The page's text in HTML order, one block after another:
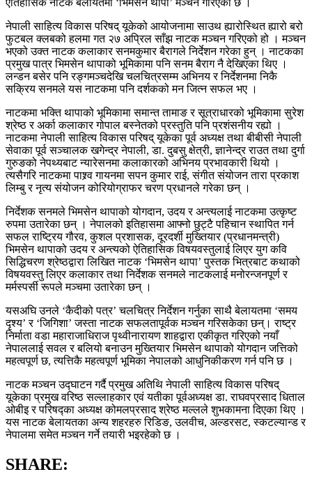
ऐतिहासिक नाटक बेलायतमा ‘भिमसेन थापा’ मञ्चन गरिएको छ ।
नेपाली साहित्य विकास परिषद् यूकेको आयोजनामा साउथ ह्यारोस्थित ह्यारो बरो
फुटबल क्लबको हलमा गत २७ अप्रिल साँझ नाटक मञ्चन गरिएको हो । मञ्चन
भएको उक्त नाटक कलाकार सनमकुमार बैरागले निर्देशन गरेका हुन् । नाटकका
प्रमुख पात्र भिमसेन थापाको भूमिकामा पनि सनम बैराग नै देखिएका थिए ।
लन्डन बसेर पनि रङ्गमञ्चदेखि चलचित्रसम्म अभिनय र निर्देशनमा निकै
सक्रिय सनमले यस नाटकमा पनि दर्शकको मन जित्न सफल भए ।
नाटकमा भक्ति थापाको भूमिकामा समान्त तामाङ र सूत्राधारको भूमिकामा सुरेश
श्रेष्ठ र अर्का कलाकार गोपाल बस्नेतको प्रस्तुति पनि प्रशंसनीय रह्यो ।
नाटकमा नेपाली साहित्य विकास परिषद् यूकेका पूर्व अध्यक्ष तथा बीबीसी नेपाली
सेवाका पूर्व सञ्चालक खगेन्द्र नेपाली, डा. दुबसु क्षेत्री, ज्ञानेन्द्र राउत तथा दुर्गा
गुरुङको नेपथ्यबाट न्यारेसनमा कलाकारको अभिनय प्रभावकारी थियो ।
त्यसैगरि नाटकमा पाश्र्व गायनमा सपन कुमार राई, संगीत संयोजन तारा प्रकाश
लिम्बु र नृत्य संयोजन कोरियोग्राफर चरण प्रधानले गरेका छन् ।
निर्देशक सनमले भिमसेन थापाको योगदान, उदय र अन्त्यलाई नाटकमा उत्कृष्ट
रुपमा उतारेका छन् । नेपालको इतिहासमा आफ्नो छुट्टै पहिचान स्थापित गर्न
सफल राष्ट्रिय गौरव, कुशल प्रशासक, दूरदर्शी मुख्तियार (प्रधानमन्त्री)
भिमसेन थापाको उदय र अन्त्यको ऐतिहासिक विषयवस्तुलाई लिएर युग कवि
सिद्धिचरण श्रेष्ठद्वारा लिखित नाटक ‘भिमसेन थापा’ पुस्तक भित्रबाट कथाको
विषयवस्तु लिएर कलाकार तथा निर्देशक सनमले नाटकलाई मनोरन्जनपूर्ण र
मर्मस्पर्सी रूपले मञ्चमा उतारेका छन् ।
यसअघि उनले ‘कैदीको पत्र’ चलचित्र निर्देशन गर्नुका साथै बेलायतमा ‘समय
दृश्य’ र ‘जिगिशा’ जस्ता नाटक सफलतापूर्वक मञ्चन गरिसकेका छन्। राष्ट्र
निर्माता वडा महाराजाधिराज पृथ्वीनारायण शाहद्वारा एकीकृत गरिएको नयाँ
नेपाललाई सवल र बलियो बनाउन मुख्तियार भिमसेन थापाको योगदान जत्तिको
महत्वपूर्ण छ, त्यत्तिकै महत्वपूर्ण भूमिका नेपालको आधुनिकीकरण गर्न पनि छ ।
नाटक मञ्चन उद्घाटन गर्दै प्रमुख अतिथि नेपाली साहित्य विकास परिषद्
यूकेका प्रमुख वरिष्ठ सल्लाहकार एवं यतीका पूर्वअध्यक्ष डा. राघवप्रसाद धिताल
ओबीइ र परिषद्का अध्यक्ष कोमलप्रसाद श्रेष्ठ मल्लले शुभकामना दिएका थिए ।
यस नाटक बेलायतका अन्य शहरहरु रिडिङ, उलवीच, अल्डरसट, स्कटल्यान्ड र
नेपालमा समेत मञ्चन गर्ने तयारी भइरहेको छ ।
SHARE: